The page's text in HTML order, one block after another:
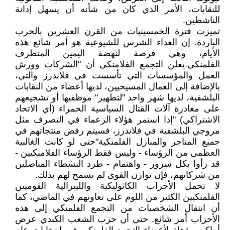
للنقابات، الأمر الذي كان من شأنه أن يسهل إدانة
الناشطين.
تميزت فترة الخمسينيات من القرن العشرين بالحرب
الباردة. إن العداء الشرس للشيوعية هو أمر شائع هذه
الأيام، وهي فرصة لنهضة اليمين المتطرف
الفلمنكي.يعلن التجمع الفلامنكي أن "الشركات وورش
العمل والمؤسسات التي تأسست في فلاندرز والتي،
بالإضافة إلى العمال المسيحيين، لديها أعضاء من النقابات
البلشفية، لديها شهر واحد "لتطهير" موظفيها أو تشجيعهم
على مغادرة آلات القتال السياسية الحمراء (أي الاتحاد
الاشتراكي) "إذا استمر هؤلاء الزعماء في التصرف مثل
مروجي البلشفية في فلاندرز، فسيتم رفض منتجاتهم في
جميع المتاجر والمنازل الفلمنكية"حتى لو كانت الغالبية
العظمى من الرؤساء - وليس فقط الرؤساء الفلامنكيين -
قد رأوا بكل سرور - واهتمام - طرد النشطاء المناضلين
من شركاتهم، فإن توازن القوى لم يسمح لهم بذلك.
لا تحمل الأحزاب الكاثوليكية والليبرالية القوميين
الفلمنكيين الكثير من اللوم على تعاونهم في الماضي، كما
أن انتقال الشخصيات من التجمع الفلمنكي إلى هذه
الأحزاب أمر شائع. حتى أن حزب الشعب الكندي عرض